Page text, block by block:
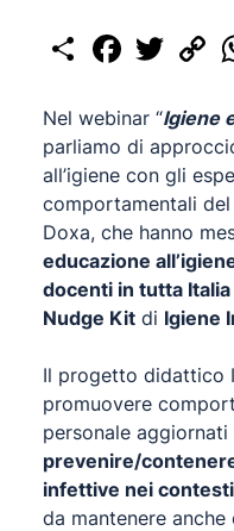
Share Facebook
Twitter
Nel webinar “Igiene
parliamo di
all’igiene con gli
comportamentali del
Doxa, che hanno
educazione
docenti in tutta Italia
Nudge Kit di Igiene
Il progetto didattico
promuovere
personale aggiornati
prevenire/
infettive nei
da mantenere